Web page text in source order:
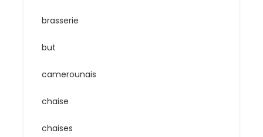
brasserie
but
camerounais
chaise
chaises